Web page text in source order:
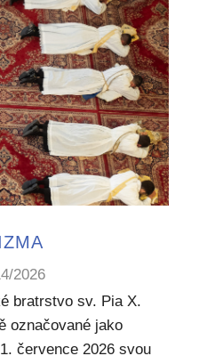
2026
bratrstvo sv. Pia X.
označované jako
července 2026 svou